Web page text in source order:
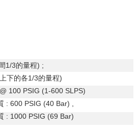
1/3的量程) ;
下的各1/3的量程)
100 PSIG (1-600 SLPS)
: 600 PSIG (40 Bar) ,
: 1000 PSIG (69 Bar)